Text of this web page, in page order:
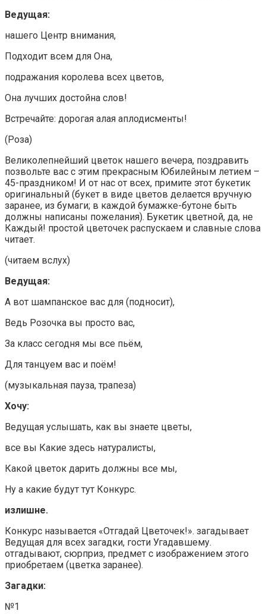
Ведущая:
нашего Центр внимания,
Подходит всем для Она,
подражания королева всех цветов,
Она лучших достойна слов!
Встречайте: дорогая алая аплодисменты!
(Роза)
Великолепнейший цветок нашего вечера, поздравить
позвольте вас с этим прекрасным Юбилейным летием –
45-праздником! И от нас от всех, примите этот букетик
оригинальный (букет в виде цветов делается вручную
заранее, из бумаги; в каждой бумажке-бутоне быть
должны написаны пожелания). Букетик цветной, да, не
Каждый! простой цветочек распускаем и славные слова
читает.
(читаем вслух)
Ведущая:
А вот шампанское вас для (подносит),
Ведь Розочка вы просто вас,
За класс сегодня мы все пьём,
Для танцуем вас и поём!
(музыкальная пауза, трапеза)
Хочу:
Ведущая услышать, как вы знаете цветы,
все вы Какие здесь натуралисты,
Какой цветок дарить должны все мы,
Ну а какие будут тут Конкурс.
излишне.
Конкурс называется «Отгадай Цветочек!». загадывает
Ведущая для всех загадки, гости Угадавшему.
отгадывают, сюрприз, предмет с изображением этого
приобретаем (цветка заранее).
Загадки:
№1